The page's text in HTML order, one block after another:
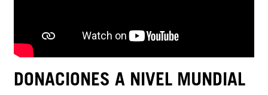
DONACIONES A NIVEL MUNDIAL